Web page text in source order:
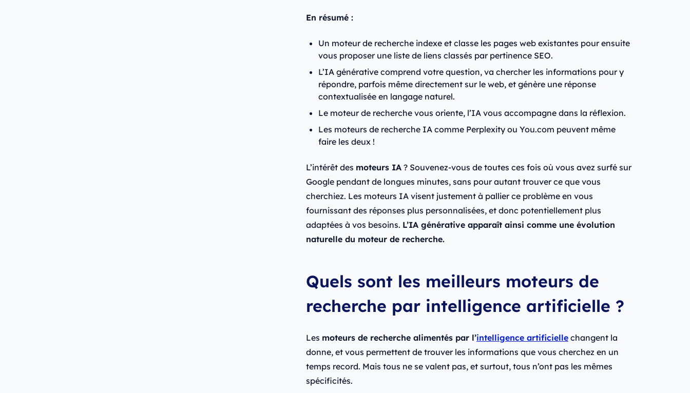
En résumé :
Un moteur de recherche indexe et classe les pages web existantes pour ensuite
vous proposer une liste de liens classés par pertinence SEO.
L’IA générative comprend votre question, va chercher les informations pour y
répondre, parfois même directement sur le web, et génère une réponse
contextualisée en langage naturel.
Le moteur de recherche vous oriente, l’IA vous accompagne dans la réflexion.
Les moteurs de recherche IA comme Perplexity ou You.com peuvent même
faire les deux !
L’intérêt des moteurs IA? Souvenez-vous de toutes ces fois où vous avez surfé sur
Google pendant de longues minutes, sans pour autant trouver ce que vous
cherchiez. Les moteurs IA visent justement à pallier ce problème en vous
fournissant des réponses plus personnalisées, et donc potentiellement plus
adaptées à vos besoins. L’IA générative apparaît ainsi comme une évolution
naturelle du moteur de recherche.
Quels sont les meilleurs moteurs de
recherche par intelligence artificielle ?
Les moteurs de recherche alimentés par l’intelligence artificiellechangent la
donne, et vous permettent de trouver les informations que vous cherchez en un
temps record. Mais tous ne se valent pas, et surtout, tous n’ont pas les mêmes
spécificités.